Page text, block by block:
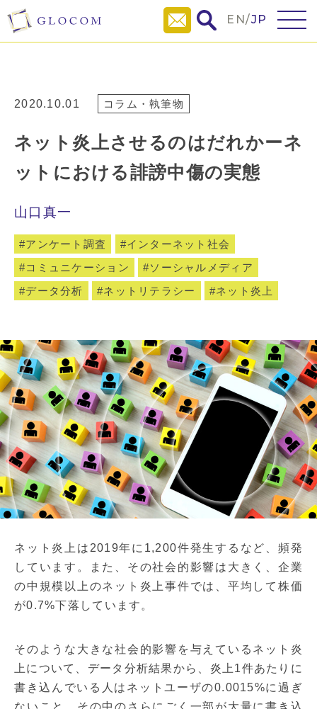
EN/JP
2020.10.01 コラム・執筆物
ネット炎上させるのはだれかーネ
ットにおける誹謗中傷の実態
山口真一
アンケート調査
インターネット社会
コミュニケーション
ソーシャルメディア
データ分析
ネットリテラシー ネット炎上
ネット炎上は2019年に1,200件発生するなど、頻発
しています。また、その社会的影響は大きく、企業
の中規模以上のネット炎上事件では、平均して株価
が0.7%下落しています。
そのような大きな社会的影響を与えているネット炎
上について、データ分析結果から、炎上1件あたりに
書き込んでいる人はネットユーザの0.0015%に過ぎ